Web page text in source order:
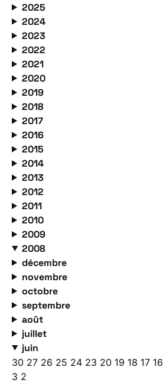
2025
2024
2023
2022
2021
2020
2019
2018
2017
2016
2015
2014
2013
2012
2011
2010
2009
2008
décembre
novembre
octobre
septembre
août
juillet
juin
30 27 26 25 24 23 20 19 18 17 16
3 2